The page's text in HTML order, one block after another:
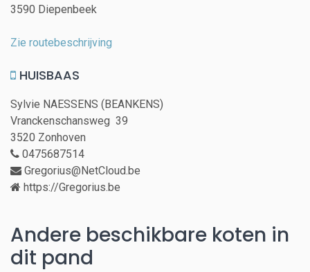
3590 Diepenbeek
Zie routebeschrijving
HUISBAAS
Sylvie NAESSENS (BEANKENS)
Vranckenschansweg 39
3520 Zonhoven
0475687514
Gregorius@NetCloud.be
https://Gregorius.be
Andere beschikbare koten in
dit pand